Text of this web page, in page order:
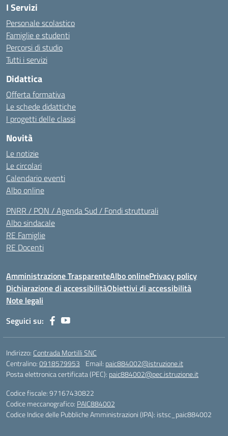
I Servizi
Personale scolastico
Famiglie e studenti
Percorsi di studio
Tutti i servizi
Didattica
Offerta formativa
Le schede didattiche
I progetti delle classi
Novità
Le notizie
Le circolari
Calendario eventi
Albo online
PNRR / PON / Agenda Sud / Fondi strutturali
Albo sindacale
RE Famiglie
RE Docenti
Amministrazione TrasparenteAlbo onlinePrivacy policy
Dichiarazione di accessibilitàObiettivi di accessibilità
Note legali
Seguici su:
Indirizzo: Contrada Mortilli SNC
Centralino:0918579953 Email: paic884002@istruzione.it
Posta elettronica certificata (PEC): paic884002@pec.istruzione.it
Codice fiscale: 97167430822
Codice meccanografico: PAIC884002
Codice Indice delle Pubbliche Amministrazioni (IPA): istsc_paic884002